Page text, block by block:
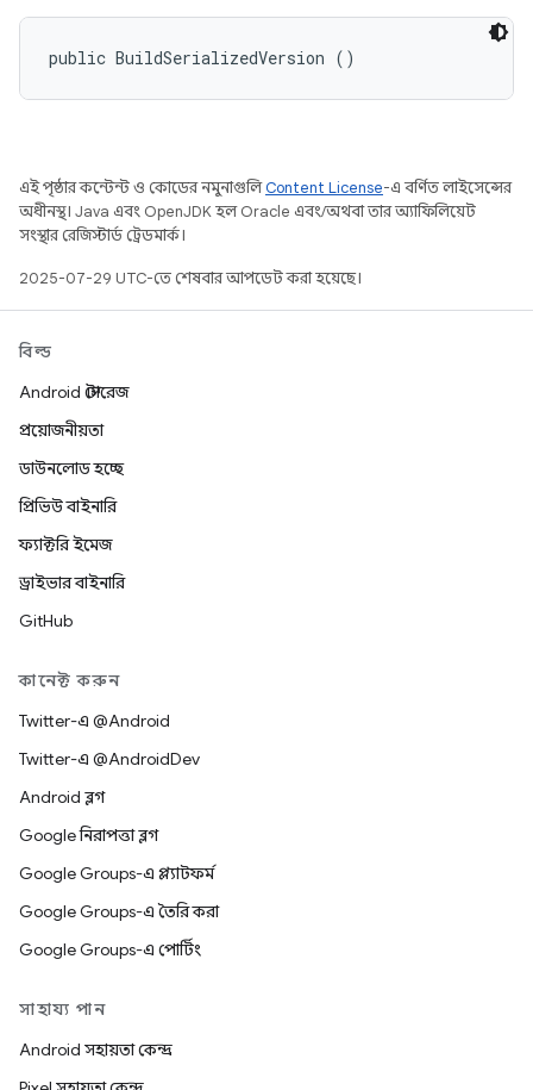
public BuildSerializedVersion ()
এই পৃষ্ঠার কন্টেন্ট ও কোডের নমুনাগুলিContent License-এ বর্ণিত লাইসেন্সের
অধীনস্থ। Java এবং OpenJDK হল Oracle এবং/অথবা তার অ্যাফিলিয়েট
সংস্থার রেজিস্টার্ড ট্রেডমার্ক।
2025-07-29 UTC-তে শেষবার আপডেট করা হয়েছে।
বিল্ড
Android স্টোরেজ
প্রয়োজনীয়তা
ডাউনলোড হচ্ছে
প্রিভিউ বাইনারি
ফ্যাক্টরি ইমেজ
ড্রাইভার বাইনারি
GitHub
কানেক্ট করুন
Twitter-এ @Android
Twitter-এ @AndroidDev
Android ব্লগ
Google নিরাপত্তা ব্লগ
Google Groups-এ প্ল্যাটফর্ম
Google Groups-এ তৈরি করা
Google Groups-এ পোর্টিং
সাহায্য পান
Android সহায়তা কেন্দ্র